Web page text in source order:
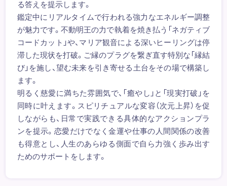
る答えを提示します。
鑑定中にリアルタイムで行われる強力なエネルギー調整
が魅力です。不動明王の力で執着を焼き払う「ネガティブ
コードカット」や、マリア観音による深いヒーリングは停
滞した現状を打破。ご縁のプラグを繋ぎ直す特別な「縁結
び」を施し、望む未来を引き寄せる土台をその場で構築し
ます。
明るく慈愛に満ちた雰囲気で、「癒やし」と「現実打破」を
同時に叶えます。スピリチュアルな変容（次元上昇）を促
しながらも、日常で実践できる具体的なアクションプラ
ンを提示。恋愛だけでなく金運や仕事の人間関係の改善
も得意とし、人生のあらゆる側面で自ら力強く歩み出す
ためのサポートをします。